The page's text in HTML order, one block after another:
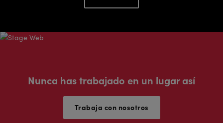
Nunca has trabajado en un lugar así
Trabaja con nosotros